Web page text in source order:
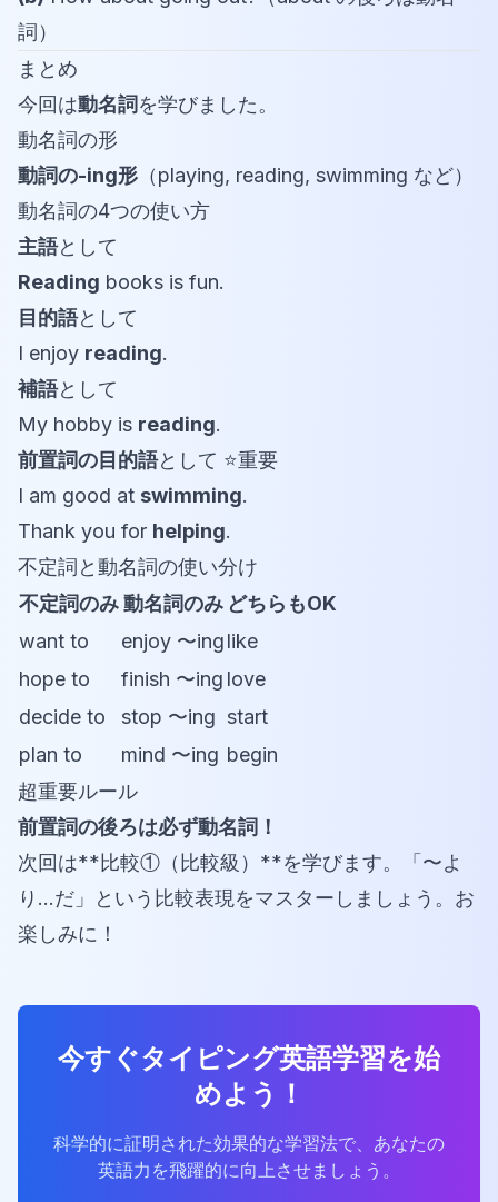
詞）
まとめ
今回は動名詞を学びました。
動名詞の形
動詞の-ing形 （playing, reading, swimming など）
動名詞の4つの使い方
主語として
Reading books is fun.
目的語として
I enjoy reading.
補語として
My hobby is reading.
前置詞の目的語として ⭐重要
I am good at swimming.
Thank you for helping.
不定詞と動名詞の使い分け
不定詞のみ動名詞のみ どちらもOK
want to
enjoy 〜inglike
hope to
finish 〜ing love
decide to
stop 〜ing start
plan to
mind 〜ing begin
超重要ルール
前置詞の後ろは必ず動名詞！
次回は**比較①（比較級）**を学びます。「〜よ
り...だ」という比較表現をマスターしましょう。お
楽しみに！
今すぐタイピング英語学習を始
めよう！
科学的に証明された効果的な学習法で、あなたの
英語力を飛躍的に向上させましょう。